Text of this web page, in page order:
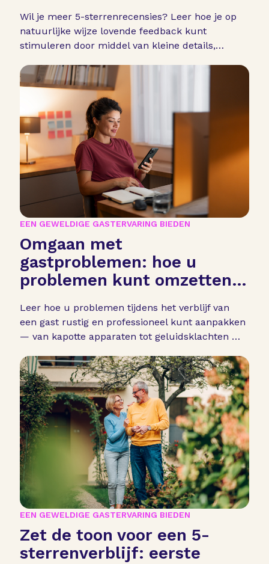
Wil je meer 5-sterrenrecensies? Leer hoe je op
natuurlijke wijze lovende feedback kunt
stimuleren door middel van kleine details,
EEN GEWELDIGE GASTERVARING BIEDEN
Omgaan met
gastproblemen: hoe u
problemen kunt omzetten
Leer hoe u problemen tijdens het verblijf van
een gast rustig en professioneel kunt aanpakken
— van kapotte apparaten tot geluidsklachten —
verliezen.
EEN GEWELDIGE GASTERVARING BIEDEN
Zet de toon voor een 5-
sterrenverblijf: eerste